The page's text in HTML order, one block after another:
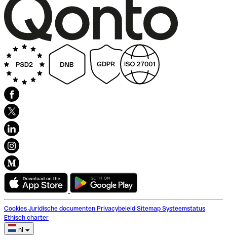
Cookies Juridische documenten Privacybeleid Sitemap Systeemstatus
Ethisch charter
nl